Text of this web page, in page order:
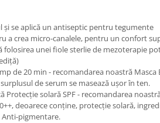
și se aplică un antiseptic pentru tegumente
a crea micro-canalele, pentru un confort
folosirea unei fiole sterlie de mezoterapie
de 20 min - recomandarea noastră Masca
de serum se masează ușor în ten.
Protecție solară SPF - recomandarea
deoarece conține, protecție solară,
Anti-pigmentare.